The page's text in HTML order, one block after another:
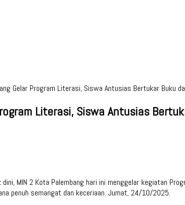
Gelar Program Literasi, Siswa Antusias Bertukar Buku
Literasi, Siswa Antusias
dini, MIN 2 Kota Palembang hari ini menggelar kegiatan
penuh semangat dan keceriaan. Jumat, 24/10/2025.